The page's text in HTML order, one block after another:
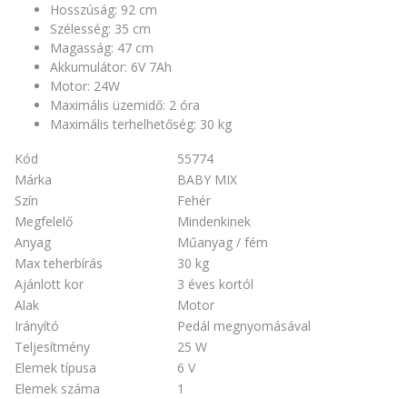
Hosszúság: 92 cm
Szélesség: 35 cm
Magasság: 47 cm
Akkumulátor: 6V 7Ah
Motor: 24W
Maximális üzemidő: 2 óra
Maximális terhelhetőség: 30 kg
Kód
55774
Márka
BABY MIX
Szín
Fehér
Megfelelő
Mindenkinek
Anyag
Műanyag / fém
Max teherbírás
30 kg
Ajánlott kor
3 éves kortól
Alak
Motor
Irányító
Pedál megnyomásával
Teljesítmény
25 W
Elemek típusa
6 V
Elemek száma
1